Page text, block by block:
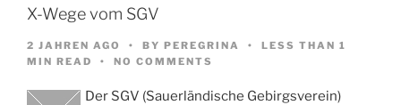
X-Wege vom SGV
2 JAHREN AGO BY PEREGRINA
LESS THAN 1
MIN READ
NO COMMENTS
Der SGV (Sauerländische Gebirgsverein)